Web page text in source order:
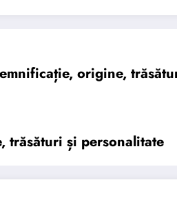
origine,
trăsături și personalitate